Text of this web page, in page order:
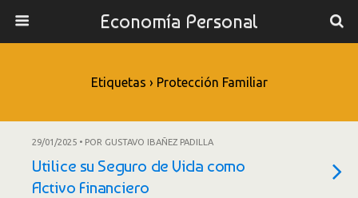
Economía Personal
Etiquetas › Protección Familiar
29/01/2025 • POR GUSTAVO IBAÑEZ PADILLA
Utilice su Seguro de Vida como
Activo Financiero